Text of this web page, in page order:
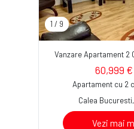
1 / 9
Vanzare Apartament 2
60,999 €
Apartament cu 2
Calea
Vezi mai